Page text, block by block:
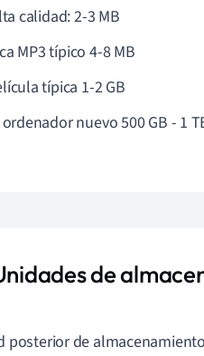
calidad: 2-3 MB
MP3 típico 4-8 MB
típica 1-2 GB
nuevo 500 GB - 1
de
posterior de